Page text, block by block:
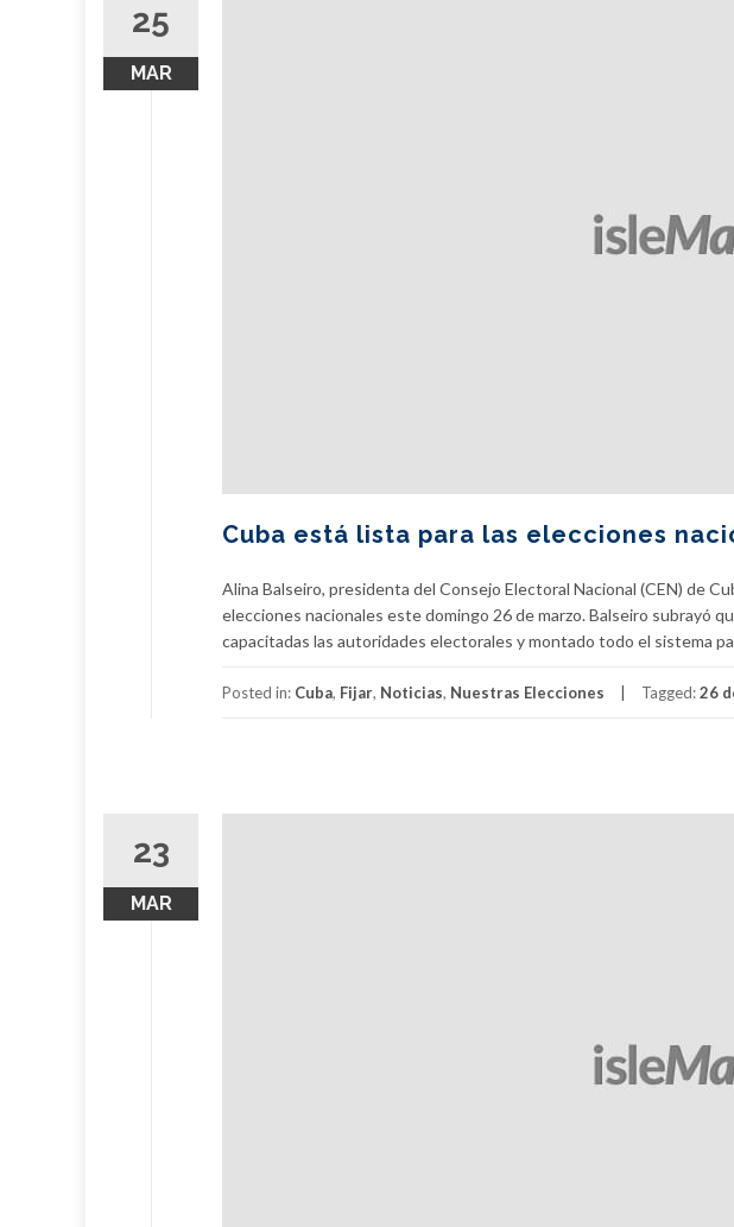
25
MAR
Cuba está lista para las elecciones
Alina Balseiro, presidenta del Consejo Electoral Nacional (CEN) de
elecciones nacionales este domingo 26 de marzo. Balseiro subrayó
capacitadas las autoridades electorales y montado todo el sistema
Posted in: Cuba, Fijar, Noticias, Nuestras Elecciones Tagged:26
23
MAR